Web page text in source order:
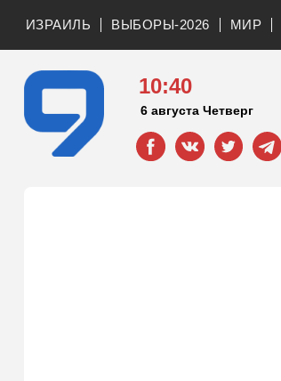
ИЗРАИЛЬ ВЫБОРЫ-2026 МИР
10:40
6 августа Четверг